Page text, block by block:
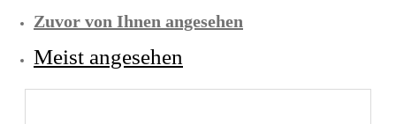
Zuvor von Ihnen angesehen
Meist angesehen